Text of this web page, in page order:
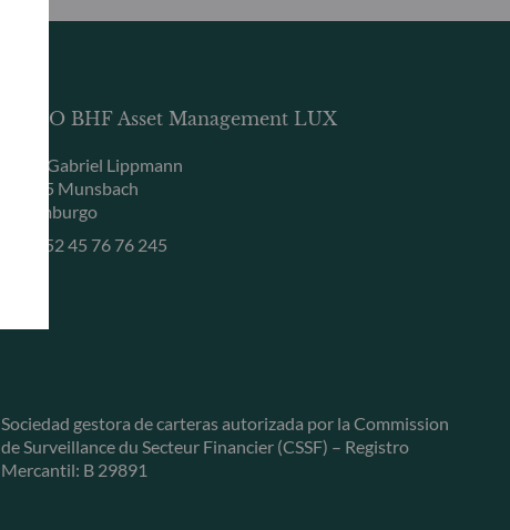
ODDO BHF Asset Management LUX
6, rue Gabriel Lippmann
L-5365 Munsbach
Luxemburgo
+352 45 76 76 245
Sociedad gestora de carteras autorizada por la Commission
de Surveillance du Secteur Financier (CSSF) – Registro
Mercantil: B 29891